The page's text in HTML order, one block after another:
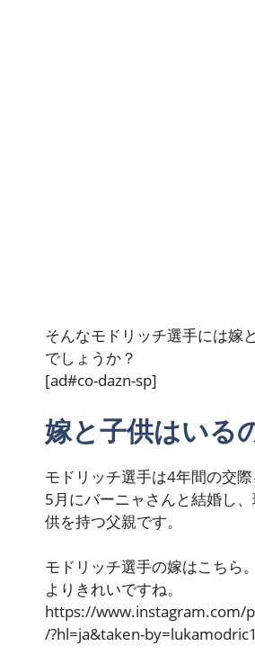
そんなモドリッチ選手には嫁
でしょうか？
[ad#co-dazn-sp]
嫁と子供はいる
モドリッチ選手は4年間の交
5月にバーニャさんと結婚し
供を持つ父親です。
モドリッチ選手の嫁はこちら
よりきれいですね。
https://www.instagram.com/
/?hl=ja&taken-